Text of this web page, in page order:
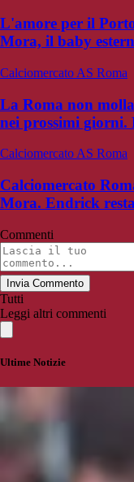
L'amore per il
Mora, il baby
Calciomercato AS Roma
La Roma non
nei prossimi giorni.
Calciomercato AS Roma
Calciomercato
Mora. Endrick
Commenti
Invia Commento
Tutti
Leggi altri commenti
Ultime Notizie